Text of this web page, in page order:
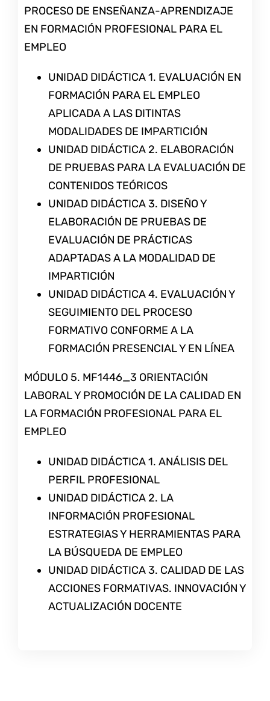
PROCESO DE ENSEÑANZA-APRENDIZAJE
EN FORMACIÓN PROFESIONAL PARA EL
EMPLEO
UNIDAD DIDÁCTICA 1. EVALUACIÓN EN
FORMACIÓN PARA EL EMPLEO
APLICADA A LAS DITINTAS
MODALIDADES DE IMPARTICIÓN
UNIDAD DIDÁCTICA 2. ELABORACIÓN
DE PRUEBAS PARA LA EVALUACIÓN DE
CONTENIDOS TEÓRICOS
UNIDAD DIDÁCTICA 3. DISEÑO Y
ELABORACIÓN DE PRUEBAS DE
EVALUACIÓN DE PRÁCTICAS
ADAPTADAS A LA MODALIDAD DE
IMPARTICIÓN
UNIDAD DIDÁCTICA 4. EVALUACIÓN Y
SEGUIMIENTO DEL PROCESO
FORMATIVO CONFORME A LA
FORMACIÓN PRESENCIAL Y EN LÍNEA
MÓDULO 5. MF1446_3 ORIENTACIÓN
LABORAL Y PROMOCIÓN DE LA CALIDAD EN
LA FORMACIÓN PROFESIONAL PARA EL
EMPLEO
UNIDAD DIDÁCTICA 1. ANÁLISIS DEL
PERFIL PROFESIONAL
UNIDAD DIDÁCTICA 2. LA
INFORMACIÓN PROFESIONAL
ESTRATEGIAS Y HERRAMIENTAS PARA
LA BÚSQUEDA DE EMPLEO
UNIDAD DIDÁCTICA 3. CALIDAD DE LAS
ACCIONES FORMATIVAS. INNOVACIÓN Y
ACTUALIZACIÓN DOCENTE